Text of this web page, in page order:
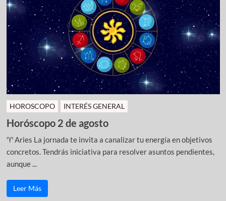
HOROSCOPO INTERÉS GENERAL
Horóscopo 2 de agosto
♈ Aries La jornada te invita a canalizar tu energía en objetivos
concretos. Tendrás iniciativa para resolver asuntos pendientes,
aunque ...
Leer Más